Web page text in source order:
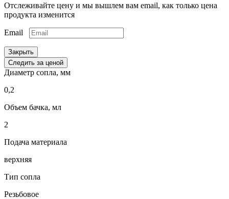
Отслеживайте цену и мы вышлем вам email, как только цена
продукта изменится
Email
Закрыть
Следить за ценой
Диаметр сопла, мм
0,2
Объем бачка, мл
2
Подача материала
верхняя
Тип сопла
Резьбовое